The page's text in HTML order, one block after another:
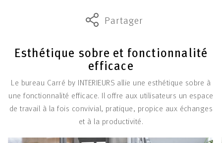
Partager
Esthétique sobre et fonctionnalité
efficace
Le bureau Carré by INTERIEURS allie une esthétique sobre à
une fonctionnalité efficace. Il offre aux utilisateurs un espace
de travail à la fois convivial, pratique, propice aux échanges
et à la productivité.